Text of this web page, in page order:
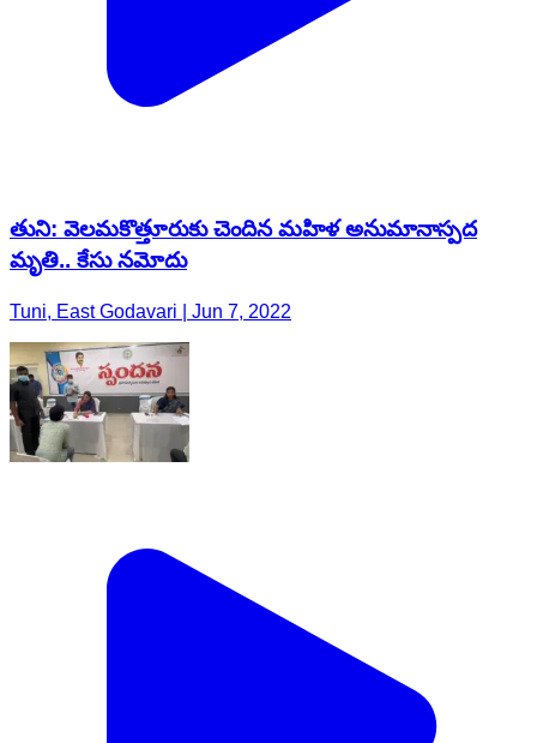
తుని: వెలమకొత్తూరుకు చెందిన మహిళ అనుమానాస్పద
మృతి.. కేసు నమోదు
Tuni, East Godavari | Jun 7, 2022